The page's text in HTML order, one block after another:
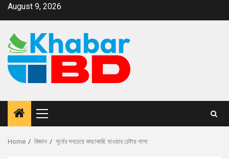
August 9, 2026
Home বিজ্ঞান সূর্যের সবচেয়ে কাছাকাছি যাওয়ার চেষ্টায় নাসা